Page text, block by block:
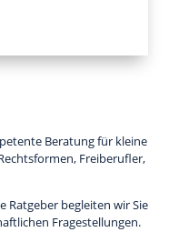
Beratung für kleine
Freiberufler,
Ratgeber begleiten wir Sie
Fragestellungen.